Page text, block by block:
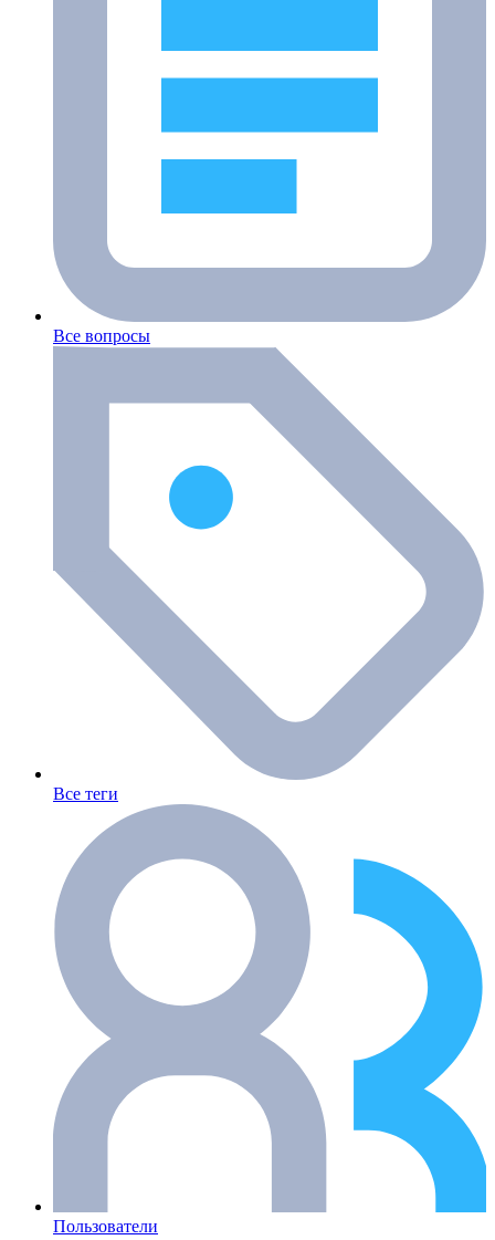
Все вопросы
Все теги
Пользователи